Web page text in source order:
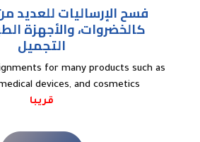
فسح الإرساليات للعديد
كالخضروات، والأجهزة
التجميل
for many products such as
devices, and cosmetics
قريبا